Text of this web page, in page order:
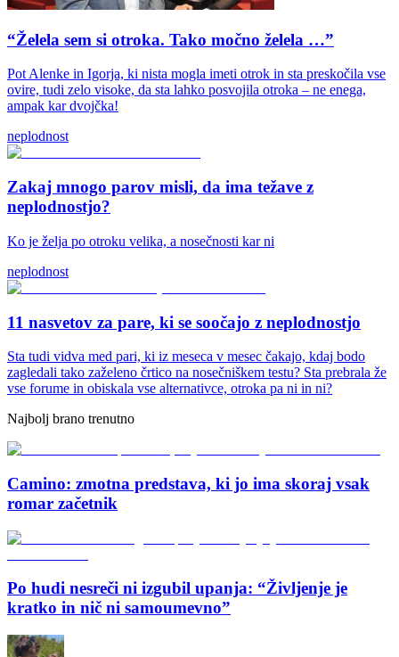
“Želela sem si otroka. Tako močno želela …”
Pot Alenke in Igorja, ki nista mogla imeti otrok in sta preskočila vse
ovire, tudi zelo visoke, da sta lahko posvojila otroka – ne enega,
ampak kar dvojčka!
neplodnost
Zakaj mnogo parov misli, da ima težave z
neplodnostjo?
Ko je želja po otroku velika, a nosečnosti kar ni
neplodnost
11 nasvetov za pare, ki se soočajo z neplodnostjo
Sta tudi vidva med pari, ki iz meseca v mesec čakajo, kdaj bodo
zagledali tako zaželeno črtico na nosečniškem testu? Sta prebrala že
vse forume in obiskala vse alternativce, otroka pa ni in ni?
Najbolj brano trenutno
Camino: zmotna predstava, ki jo ima skoraj vsak
romar začetnik
Po hudi nesreči ni izgubil upanja: “Življenje je
kratko in nič ni samoumevno”